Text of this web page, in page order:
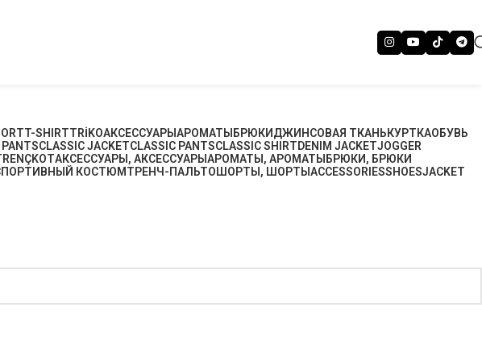
T-SHIRTTRİKOАКСЕССУАРЫ АРОМАТЫ БРЮКИДЖИНСОВАЯ ТКАНЬКУРТКАОБУВЬ
CLASSIC JACKETCLASSIC PANTSCLASSIC SHIRTDENIM JACKETJOGGER
АКСЕССУАРЫ, АКСЕССУАРЫ АРОМАТЫ, АРОМАТЫ БРЮКИ, БРЮКИ
КОСТЮМТРЕНЧ-ПАЛЬТО ШОРТЫ, ШОРТЫ ACCESSORIESSHOESJACKET